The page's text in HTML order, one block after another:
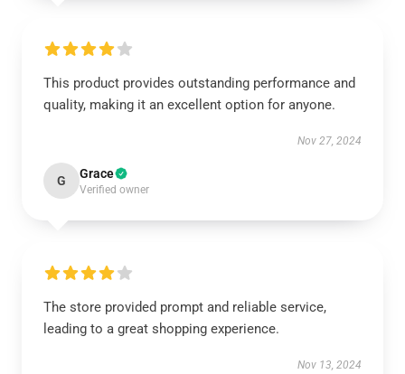
This product provides outstanding performance and
quality, making it an excellent option for anyone.
Nov 27, 2024
G Grace
Verified owner
The store provided prompt and reliable service,
leading to a great shopping experience.
Nov 13, 2024